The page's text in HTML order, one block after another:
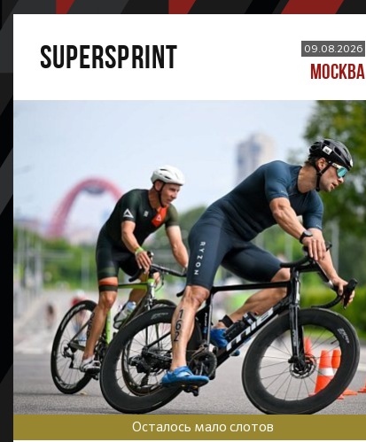
SUPERSPRINT 09.08.2026
МОСКВА
Осталось мало слотов